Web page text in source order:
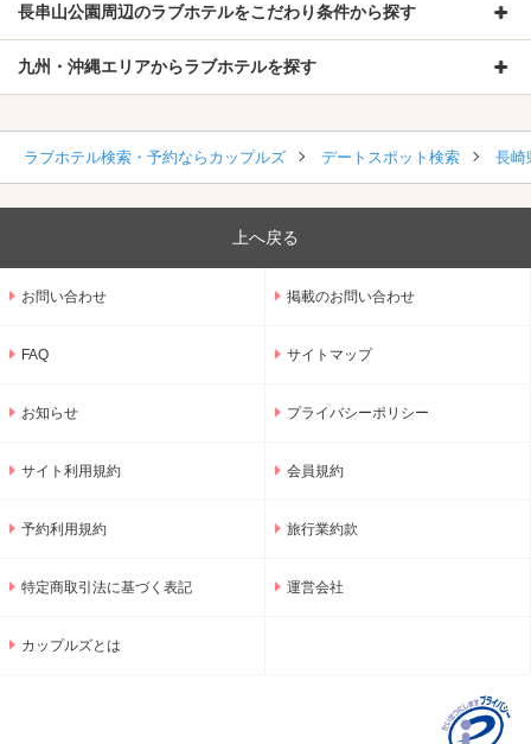
長串山公園周辺のラブホテルをこだわり条件から探す
九州・沖縄エリアからラブホテルを探す
ラブホテル検索・予約ならカップルズ デートスポット検索 長崎
上へ戻る
お問い合わせ 掲載のお問い合わせ
FAQ サイトマップ
お知らせ プライバシーポリシー
サイト利用規約 会員規約
予約利用規約 旅行業約款
特定商取引法に基づく表記 運営会社
カップルズとは